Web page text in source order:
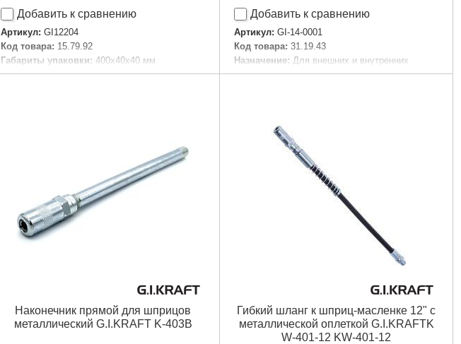
Добавить к сравнению
Артикул: GI12204
Код товара: 15.79.92
Габариты упаковки: 400x40x40 мм
Вес брутто: 600 г
Добавить к сравнению
Артикул: GI-14-0001
Код товара: 31.19.43
Назначение: Для внешних и внутренних
стопорных колец
Наконечник прямой для шприцов
металлический G.I.KRAFT K-403B
Гибкий шланг к шприц-масленке 12" с
металлической оплеткой G.I.KRAFTK
W-401-12 KW-401-12